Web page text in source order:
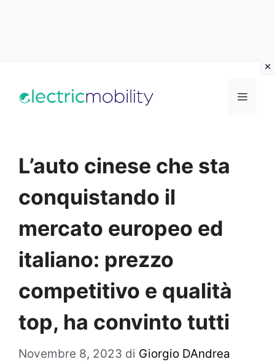
Menu
L’auto cinese che sta
conquistando il
mercato europeo ed
italiano: prezzo
competitivo e qualità
top, ha convinto tutti
Novembre 8, 2023 di Giorgio DAndrea